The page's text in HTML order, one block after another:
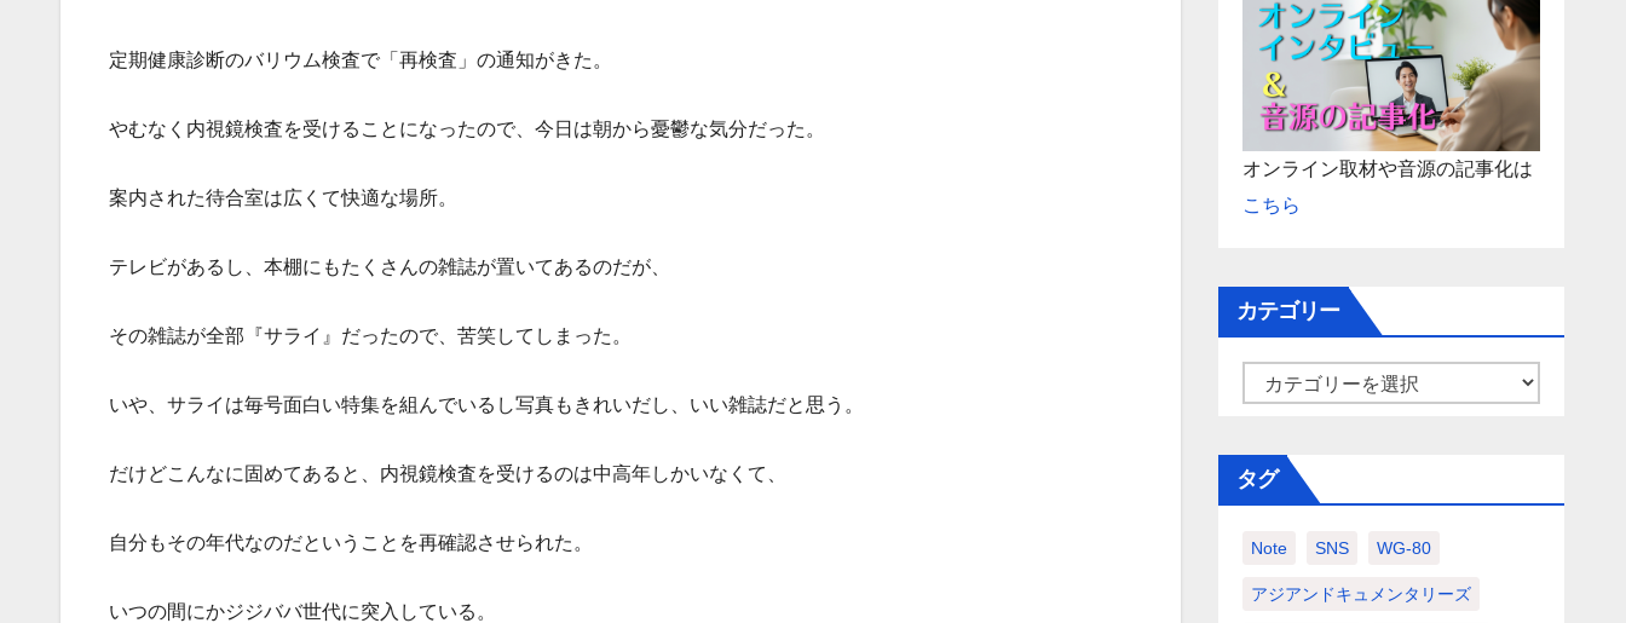
定期健康診断のバリウム検査で「再検査」の通知がきた。
やむなく内視鏡検査を受けることになったので、今日は朝から憂鬱な気分だった。
案内された待合室は広くて快適な場所。
テレビがあるし、本棚にもたくさんの雑誌が置いてあるのだが、
その雑誌が全部『サライ』だったので、苦笑してしまった。
いや、サライは毎号面白い特集を組んでいるし写真もきれいだし、いい雑誌だと思う。
だけどこんなに固めてあると、内視鏡検査を受けるのは中高年しかいなくて、
自分もその年代なのだということを再確認させられた。
いつの間にかジジババ世代に突入している。
オンライン取材や音源の記事化は
こちら
カテゴリー
ゴ
リ
タグ
Note SNS WG-80
アジアンドキュメンタリーズ